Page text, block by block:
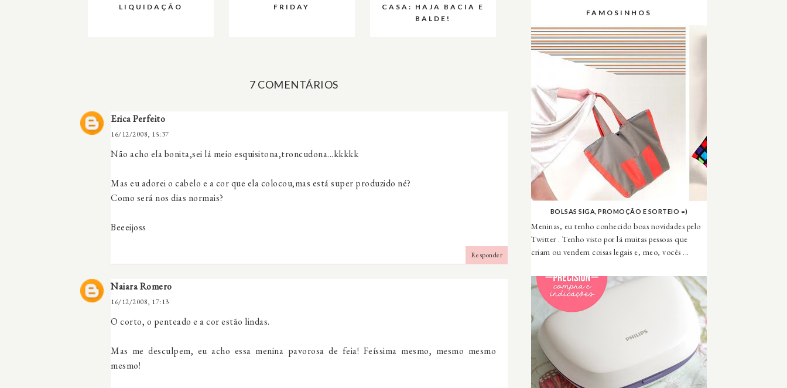
LIQUIDAÇÃO
FRIDAY
CASA: HAJA BACIA E
BALDE!
7 COMENTÁRIOS
Erica Perfeito
16/12/2008, 15:37
Não acho ela bonita,sei lá meio esquisitona,troncudona...kkkkk
Mas eu adorei o cabelo e a cor que ela colocou,mas está super produzido né?
Como será nos dias normais?
Beeeijoss
Responder
Naiara Romero
16/12/2008, 17:13
O corto, o penteado e a cor estão lindas.
Mas me desculpem, eu acho essa menina pavorosa de feia! Feíssima mesmo, mesmo mesmo
mesmo!
FAMOSINHOS
BOLSAS SIGA, PROMOÇÃO E SORTEIO =)
Meninas, eu tenho conhecido boas novidades pelo
Twitter . Tenho visto por lá muitas pessoas que
criam ou vendem coisas legais e, meo, vocês ...